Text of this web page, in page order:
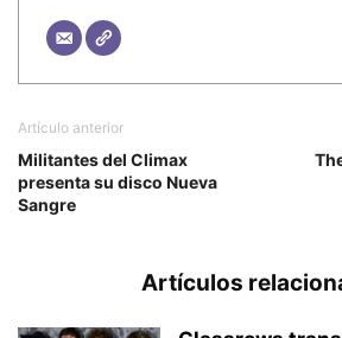
Artículo anterior
Militantes del Climax
presenta su disco Nueva
Sangre
Artículos